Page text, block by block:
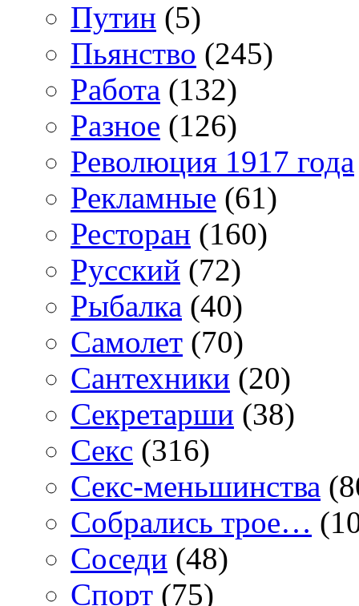
Путин (5)
Пьянство (245)
Работа (132)
Разное (126)
Революция 1917 года
Рекламные (61)
Ресторан (160)
Русский (72)
Рыбалка (40)
Самолет (70)
Сантехники (20)
Секретарши (38)
Секс (316)
Секс-меньшинства
Собрались трое…
Соседи (48)
Спорт (75)